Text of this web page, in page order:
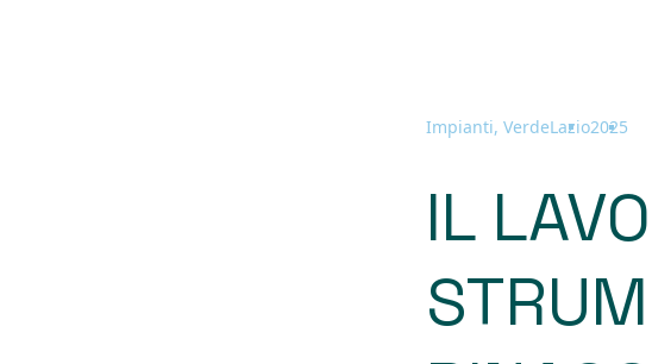
Impianti, VerdeLazio2025
IL